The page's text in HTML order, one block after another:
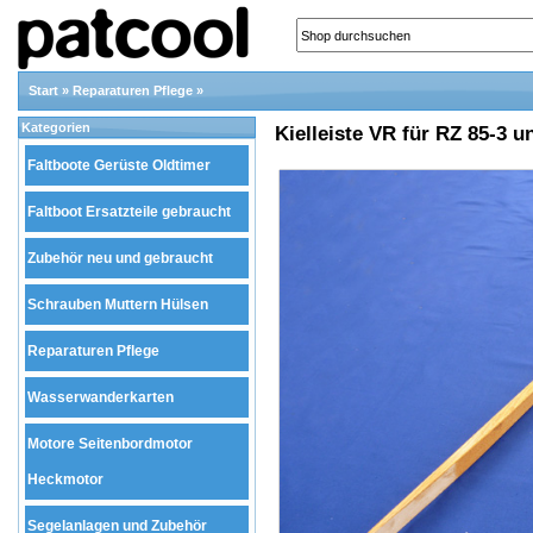
Start » Reparaturen Pflege »
Kielleiste VR für RZ 85-3
Kategorien
Faltboote Gerüste Oldtimer
Faltboot Ersatzteile gebraucht
Zubehör neu und gebraucht
Schrauben Muttern Hülsen
Reparaturen Pflege
Wasserwanderkarten
Motore Seitenbordmotor
Heckmotor
Segelanlagen und Zubehör